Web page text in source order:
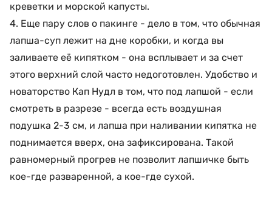
креветки и морской капусты.
4. Еще пару слов о пакинге - дело в том, что обычная
лапша-суп лежит на дне коробки, и когда вы
заливаете её кипятком - она всплывает и за счет
этого верхний слой часто недоготовлен. Удобство и
новаторство Кап Нудл в том, что под лапшой - если
смотреть в разрезе - всегда есть воздушная
подушка 2-3 см, и лапша при наливании кипятка не
поднимается вверх, она зафиксирована. Такой
равномерный прогрев не позволит лапшичке быть
кое-где разваренной, а кое-где сухой.